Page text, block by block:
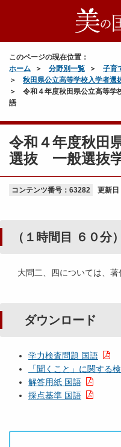
このページの現在位置：
ホーム
分野別一覧 子育
秋田県公立高等学校入学者選
令和４年度秋田県公立高等
語
令和４年度秋田
選抜 一般選抜
コンテンツ番号：63282 更新日
（１時間目 ６０分）
大問二、四については、著
ダウンロード
学力検査問題 国語
「聞くこと」に関する
解答用紙 国語
採点基準 国語